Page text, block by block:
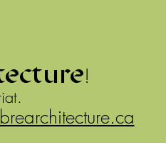
!